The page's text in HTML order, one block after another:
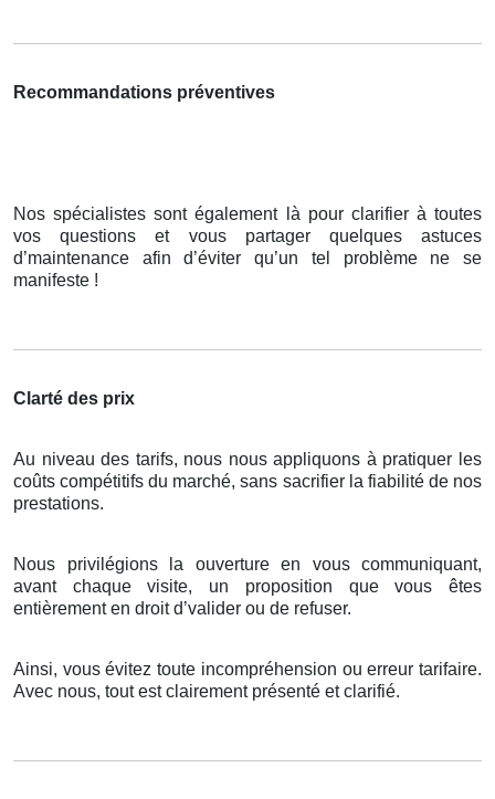
Recommandations préventives
Nos spécialistes sont également là pour clarifier à toutes
vos questions et vous partager quelques astuces
d’maintenance afin d’éviter qu’un tel problème ne se
manifeste !
Clarté des prix
Au niveau des tarifs, nous nous appliquons à pratiquer les
coûts compétitifs du marché, sans sacrifier la fiabilité de nos
prestations.
Nous privilégions la ouverture en vous communiquant,
avant chaque visite, un proposition que vous êtes
entièrement en droit d’valider ou de refuser.
Ainsi, vous évitez toute incompréhension ou erreur tarifaire.
Avec nous, tout est clairement présenté et clarifié.